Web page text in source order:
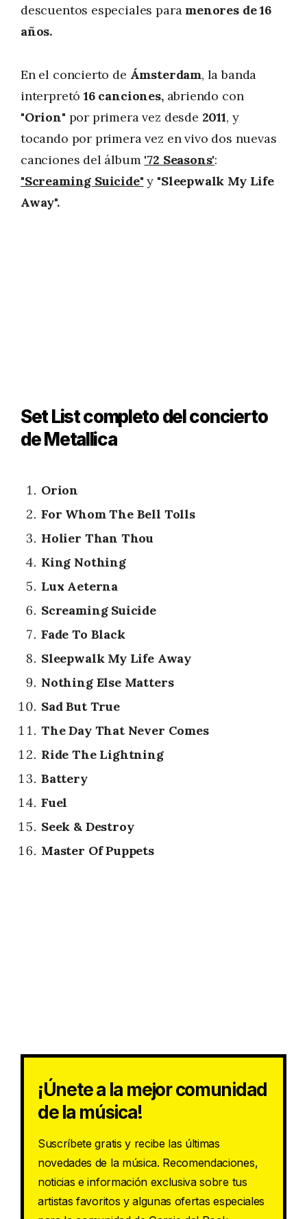
descuentos especiales paramenores de 16
años.
En el concierto de Ámsterdam, la banda
interpretó16 canciones, abriendo con
"Orion" por primera vez desde 2011, y
tocando por primera vez en vivo dos nuevas
canciones del álbum '72 Seasons':
"Screaming Suicide" y "Sleepwalk My Life
Away".
Set List completo del concierto
de Metallica
Orion
For Whom The Bell Tolls
Holier Than Thou
King Nothing
Lux Aeterna
Screaming Suicide
Fade To Black
Sleepwalk My Life Away
Nothing Else Matters
Sad But True
The Day That Never Comes
Ride The Lightning
Battery
Fuel
Seek & Destroy
Master Of Puppets
¡Únete a la mejor comunidad
de la música!
Suscríbete gratis y recibe las últimas
novedades de la música. Recomendaciones,
noticias e información exclusiva sobre tus
artistas favoritos y algunas ofertas especiales